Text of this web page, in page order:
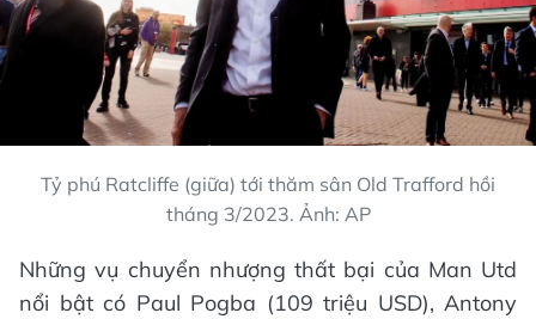
Tỷ phú Ratcliffe (giữa) tới thăm sân Old Trafford hồi
tháng 3/2023. Ảnh: AP
Những vụ chuyển nhượng thất bại của Man Utd
nổi bật có Paul Pogba (109 triệu USD), Antony